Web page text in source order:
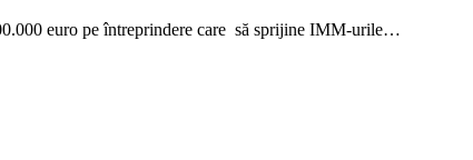
euro pe întreprindere care să sprijine IMM-urile…